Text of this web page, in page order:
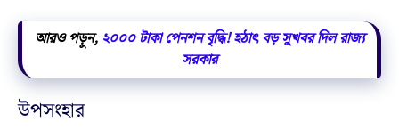
আরও পড়ুন, ২০০০ টাকা পেনশন বৃদ্ধি! হঠাৎ বড় সুখবর দিল রাজ্য
সরকার
উপসংহার